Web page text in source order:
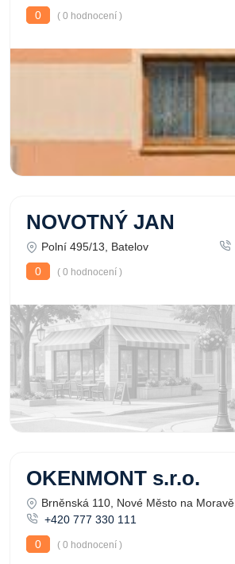
0
( 0 hodnocení )
NOVOTNÝ JAN
Polní 495/13, Batelov
0
( 0 hodnocení )
OKENMONT s.r.o.
Brněnská 110, Nové Město na Moravě
+420 777 330 111
0
( 0 hodnocení )